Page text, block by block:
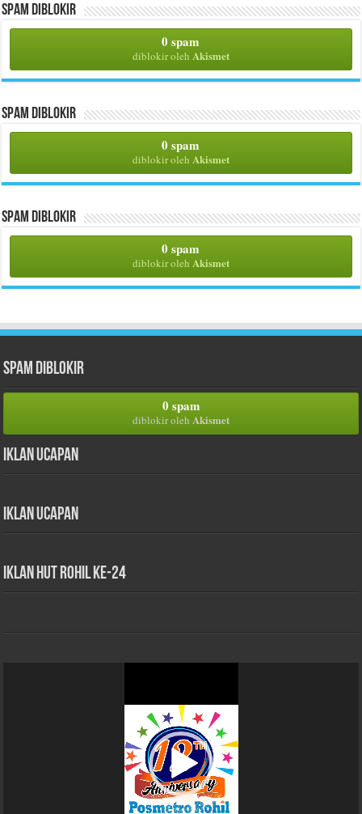
Spam Diblokir
0 spam
diblokir oleh Akismet
Spam Diblokir
0 spam
diblokir oleh Akismet
Spam Diblokir
0 spam
diblokir oleh Akismet
Spam Diblokir
0 spam
diblokir oleh Akismet
Iklan Ucapan
Iklan Ucapan
iklan HUT Rohil Ke-24